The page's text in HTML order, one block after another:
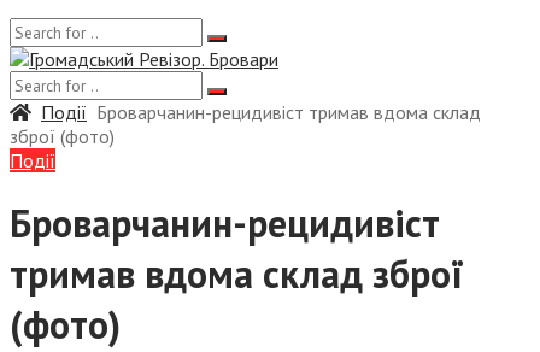
Події Броварчанин-рецидивіст тримав вдома склад
зброї (фото)
Події
Броварчанин-рецидивіст
тримав вдома склад зброї
(фото)